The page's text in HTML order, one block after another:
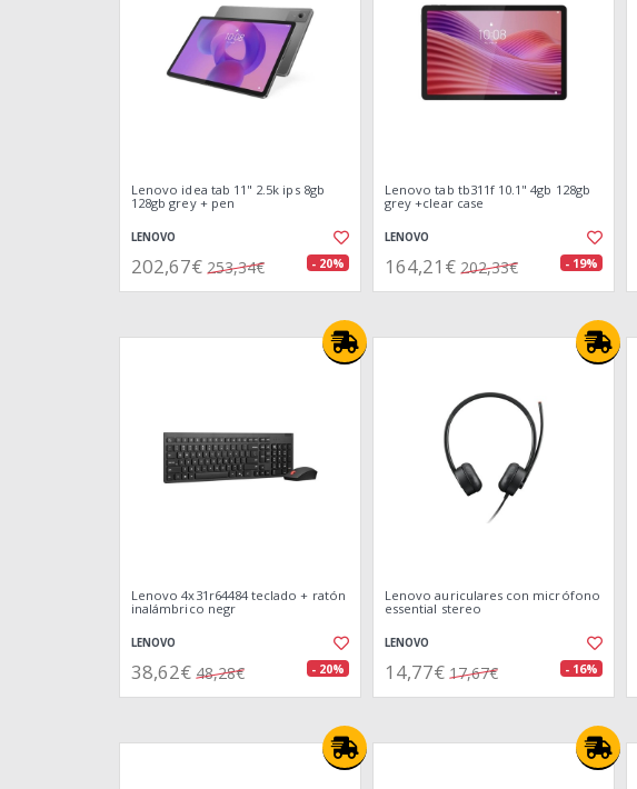
Lenovo idea tab 11" 2.5k ips 8gb
128gb grey + pen
LENOVO
202,67€ 253,34€ - 20%
Lenovo tab tb311f 10.1" 4gb 128gb
grey +clear case
LENOVO
164,21€ 202,33€ - 19%
Lenovo 4x31r64484 teclado + ratón
inalámbrico negr
LENOVO
38,62€ 48,28€ - 20%
Lenovo auriculares con micrófono
essential stereo
LENOVO
14,77€ 17,67€ - 16%